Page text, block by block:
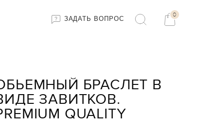
ЗАДАТЬ ВОПРОС
0
БРАСЛЕТ В
ЗАВИТКОВ.
QUALITY